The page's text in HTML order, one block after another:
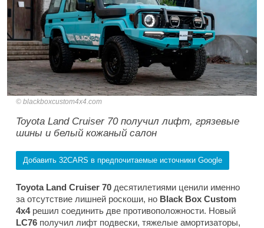
blackboxcustom4x4.com
Toyota Land Cruiser 70 получил лифт, грязевые
шины и белый кожаный салон
Добавить 32CARS в предпочитаемые источники Google
Toyota Land Cruiser 70 десятилетиями ценили именно
за отсутствие лишней роскоши, но Black Box Custom
4x4решил соединить две противоположности. Новый
LC76 получил лифт подвески, тяжелые амортизаторы,